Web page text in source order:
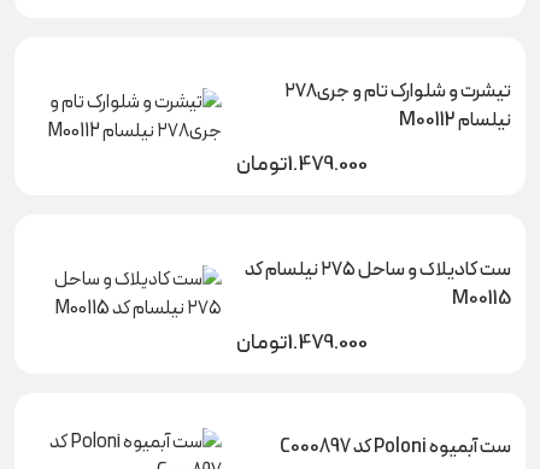
تیشرت و شلوارک تام و جری۲۷۸
نیلسام M00112
1.479.000تومان
ست کادیلاک و ساحل ۲۷۵ نیلسام کد
M00115
1.479.000تومان
ست آبمیوه Poloni کد C000897